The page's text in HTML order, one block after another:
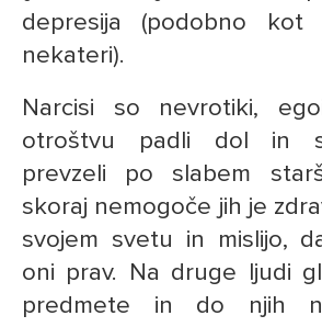
depresija (podobno
nekateri).
Narcisi so nevrotiki,
otroštvu padli dol in
prevzeli po slabem
skoraj nemogoče jih je
svojem svetu in mislijo,
oni prav. Na druge ljudi
predmete in do njih